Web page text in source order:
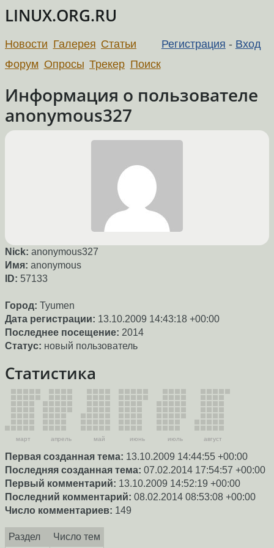
LINUX.ORG.RU
Регистрация - Вход
Новости Галерея Статьи
Форум Опросы Трекер Поиск
Информация о пользователе
anonymous327
Nick: anonymous327
Имя: anonymous
ID: 57133
Город: Tyumen
Дата регистрации: 13.10.2009 14:43:18 +00:00
Последнее посещение: 2014
Статус: новый пользователь
Статистика
март апрель май июнь июль август
Первая созданная тема: 13.10.2009 14:44:55 +00:00
Последняя созданная тема: 07.02.2014 17:54:57 +00:00
Первый комментарий: 13.10.2009 14:52:19 +00:00
Последний комментарий: 08.02.2014 08:53:08 +00:00
Число комментариев: 149
Раздел Число тем